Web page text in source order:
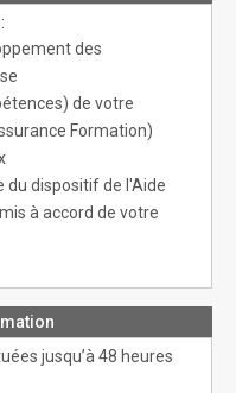
des
de votre
Formation)
du dispositif de l'Aide
à accord de votre
jusqu’à 48 heures